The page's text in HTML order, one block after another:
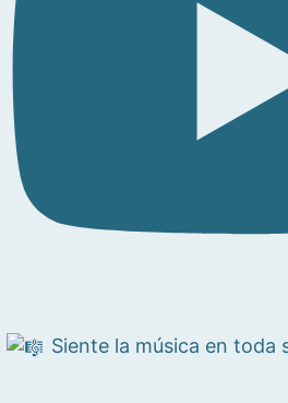
Siente la música en toda